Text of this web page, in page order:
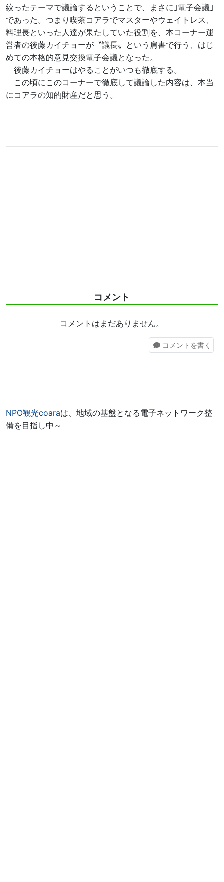
絞ったテーマで議論するということで、まさに｣電子会議｣
であった。つまり喫茶コアラでマスターやウェイトレス、
料理長といった人達が果たしていた役割を、本コーナー運
営者の後藤カイチョーが〝議長〟という肩書で行う、はじ
めての本格的意見交換電子会議となった。
後藤カイチョーはやることがいつも徹底する。
この頃にこのコーナーで徹底して議論した内容は、本当
にコアラの知的財産だと思う。
コメント
コメントはまだありません。
コメント を書く
NPO観光coaraは、地域の基盤となる電子ネットワーク整
備を目指し中～